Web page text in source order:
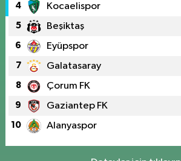
4 Kocaelispor
5 Beşiktaş
6 Eyüpspor
7 Galatasaray
8 Çorum FK
9 Gaziantep FK
10 Alanyaspor